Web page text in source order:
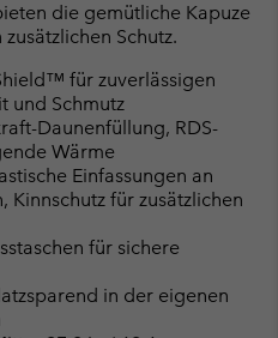
die gemütliche Kapuze
Schutz.
für zuverlässigen
und Schmutz
Daunenfüllung, RDS-
Wärme
Einfassungen an
Kinnschutz für zusätzlichen
für sichere
in der eigenen